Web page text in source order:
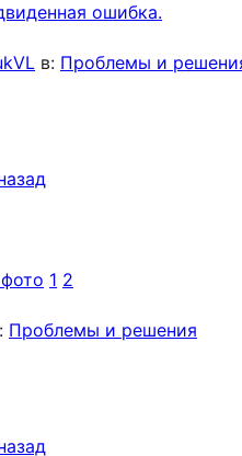
ошибка.
в: Проблемы и
1 2
Проблемы и решения